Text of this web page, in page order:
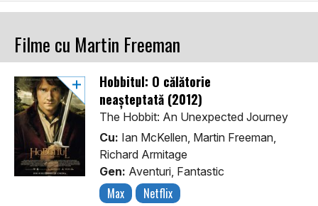
Filme cu Martin Freeman
Hobbitul: O călătorie
neașteptată (2012)
The Hobbit: An Unexpected Journey
Cu: Ian McKellen, Martin Freeman,
Richard Armitage
Gen: Aventuri, Fantastic
Max Netflix